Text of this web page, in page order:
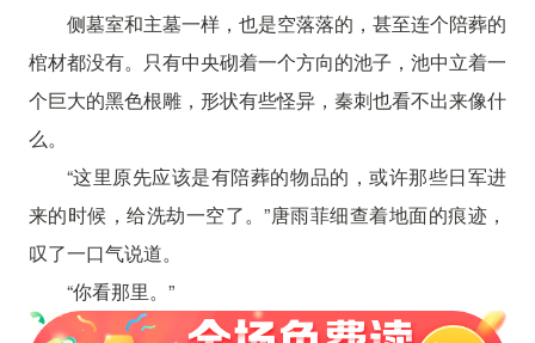
侧墓室和主墓一样，也是空落落的，甚至连个陪葬的
棺材都没有。只有中央砌着一个方向的池子，池中立着一
个巨大的黑色根雕，形状有些怪异，秦刺也看不出来像什
么。
“这里原先应该是有陪葬的物品的，或许那些日军进
来的时候，给洗劫一空了。”唐雨菲细查着地面的痕迹，
叹了一口气说道。
“你看那里。”